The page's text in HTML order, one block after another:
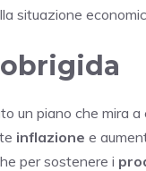
situazione
un piano che mira
inflazione e
per sostenere i